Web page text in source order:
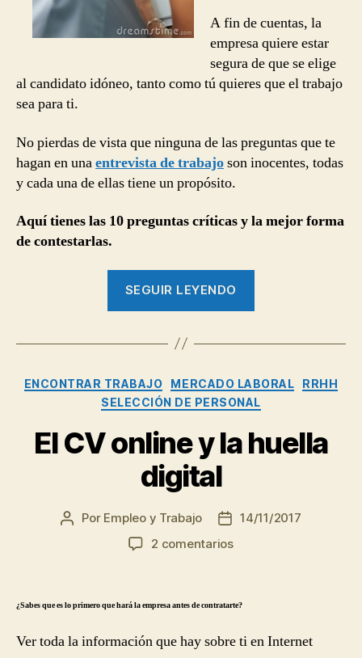
A fin de cuentas, la
empresa quiere estar
segura de que se elige
al candidato idóneo, tanto como tú quieres que el trabajo
sea para ti.
No pierdas de vista que ninguna de las preguntas que te
hagan en unaentrevista de trabajoson inocentes, todas
y cada una de ellas tiene un propósito.
Aquí tienes las 10 preguntas críticas y la mejor forma
de contestarlas.
SEGUIR LEYENDO
que
harán
en
una
entrevista
y
Categorías
ENCONTRAR TRABAJO MERCADO LABORAL
RRHH
SELECCIÓN DE PERSONAL
El CV online y la huella
digital
Autor
Por Empleo y Trabajo
Fecha14/11/2017
2 comentariosen
huella
¿Sabes que es lo primero que hará la empresa antes de contratarte?
Ver toda la información que hay sobre ti en Internet